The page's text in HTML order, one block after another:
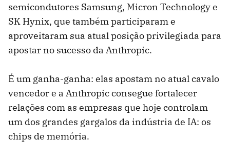
semicondutores Samsung, Micron Technology e
SK Hynix, que também participaram e
aproveitaram sua atual posição privilegiada para
apostar no sucesso da Anthropic.
É um ganha-ganha: elas apostam no atual cavalo
vencedor e a Anthropic consegue fortalecer
relações com as empresas que hoje controlam
um dos grandes gargalos da indústria de IA: os
chips de memória.